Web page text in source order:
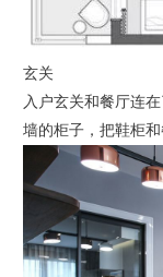
玄关
入户玄关和餐厅连
墙的柜子，把鞋柜